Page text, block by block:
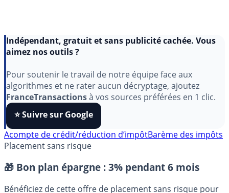
aimez nos outils ?
Pour soutenir le travail de notre équipe face aux
algorithmes et ne rater aucun décryptage, ajoutez
FranceTransactionsà vos sources préférées en 1 clic.
⭐️ Suivre sur Google
Acompte de crédit/réduction d’impôt
Placement sans risque
🎁 Bon plan épargne : 3% pendant 6 mois